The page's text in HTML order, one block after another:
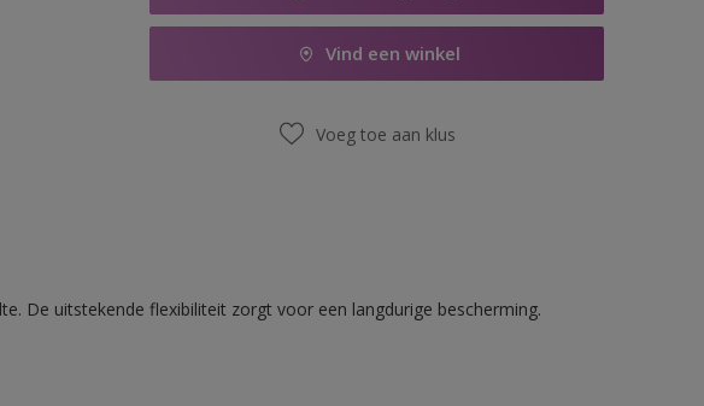
Vind een winkel
Voeg toe aan klus
De uitstekende flexibiliteit zorgt voor een langdurige bescherming.